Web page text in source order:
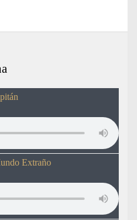
Extraño